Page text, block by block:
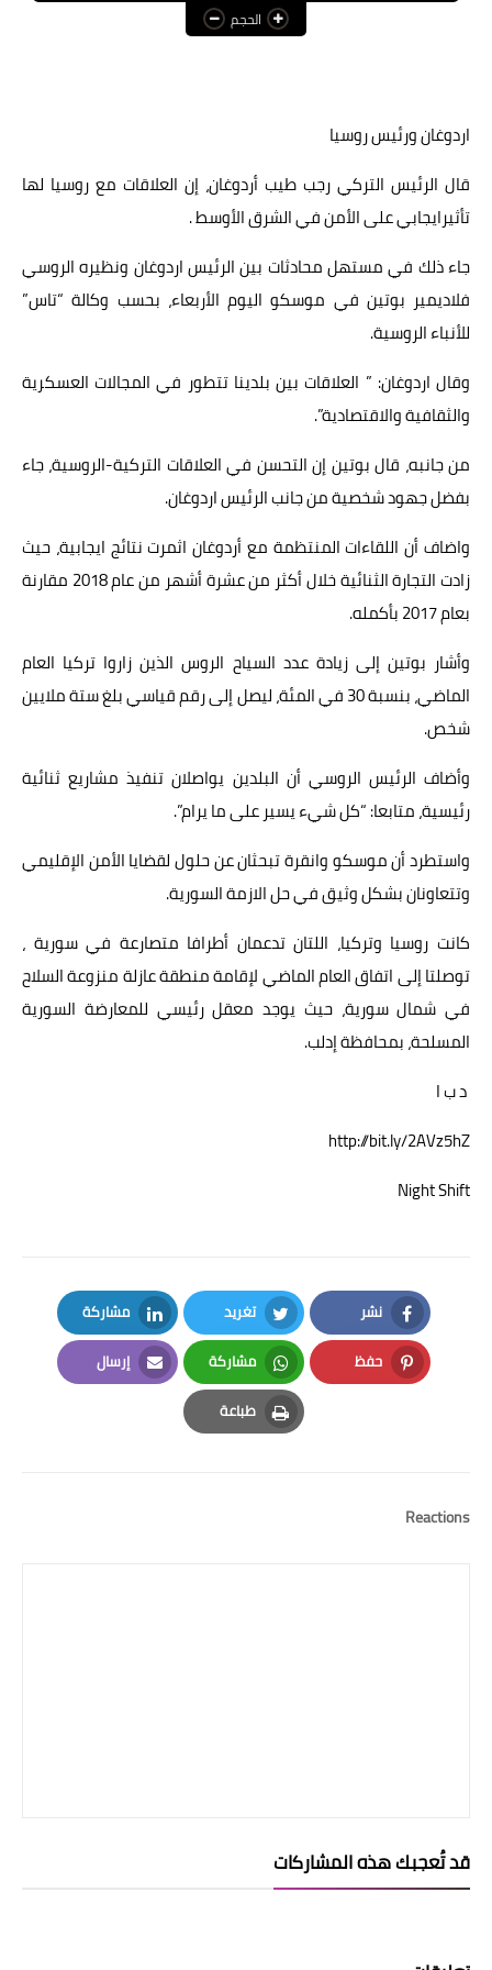
عالم المرأة
أخبار النجوم
أخبار العالم
الحجم
اردوغان ورئيس روسيا
قال الرئيس التركي رجب طيب أردوغان، إن العلاقات مع روسيا لها
تأثيرايجابي على الأمن في الشرق الأوسط .
جاء ذلك في مستهل محادثات بين الرئيس اردوغان ونظيره الروسي
فلاديمير بوتين في موسكو اليوم الأربعاء، بحسب وكالة “تاس”
للأنباء الروسية.
وقال اردوغان: ” العلاقات بين بلدينا تتطور في المجالات العسكرية
والثقافية والاقتصادية”.
من جانبه، قال بوتين إن التحسن في العلاقات التركية-الروسية، جاء
بفضل جهود شخصية من جانب الرئيس اردوغان.
واضاف أن اللقاءات المنتظمة مع أردوغان اثمرت نتائج ايجابية، حيث
زادت التجارة الثنائية خلال أكثر من عشرة أشهر من عام 2018 مقارنة
بعام 2017 بأكمله.
وأشار بوتين إلى زيادة عدد السياح الروس الذين زاروا تركيا العام
الماضي، بنسبة 30 في المئة، ليصل إلى رقم قياسي بلغ ستة ملايين
شخص.
وأضاف الرئيس الروسي أن البلدين يواصلان تنفيذ مشاريع ثنائية
رئيسية، متابعا: “كل شيء يسير على ما يرام”.
واستطرد أن موسكو وانقرة تبحثان عن حلول لقضايا الأمن الإقليمي
وتتعاونان بشكل وثيق في حل الازمة السورية.
كانت روسيا وتركيا، اللتان تدعمان أطرافا متصارعة في سورية ،
توصلتا إلى اتفاق العام الماضي لإقامة منطقة عازلة منزوعة السلاح
في شمال سورية، حيث يوجد معقل رئيسي للمعارضة السورية
المسلحة، بمحافظة إدلب.
د ب ا
http://bit.ly/2AVz5hZ
Night Shift
نشر
Facebook
تغريد
Twitter
مشاركة
LinkedIn
حفظ
Pinterest
مشاركة
Whatsapp
إرسال
Email
طباعة
Print
Reactions
قد تُعجبك هذه المشاركات